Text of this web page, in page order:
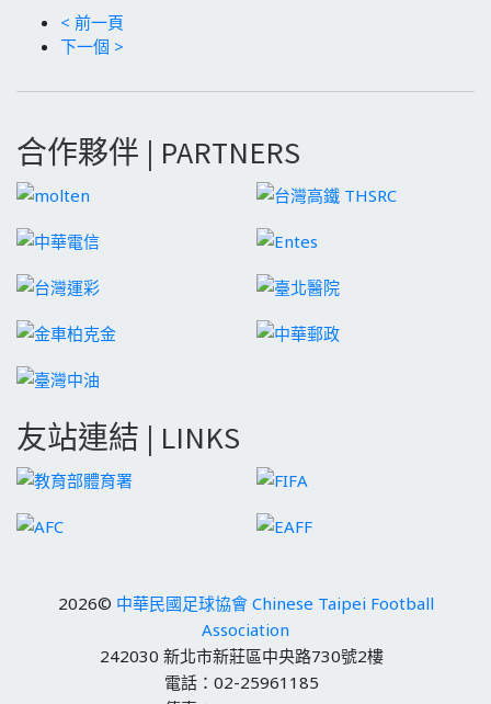
< 前一頁
下一個 >
合作夥伴 | PARTNERS
友站連結 | LINKS
2026© 中華民國足球協會 Chinese Taipei Football
Association
242030 新北市新莊區中央路730號2樓
電話：02-25961185